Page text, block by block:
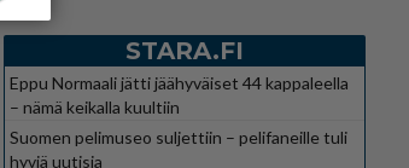
STARA.FI
Eppu Normaali jätti jäähyväiset 44 kappaleella
– nämä keikalla kuultiin
Suomen pelimuseo suljettiin – pelifaneille tuli
hyviä uutisia